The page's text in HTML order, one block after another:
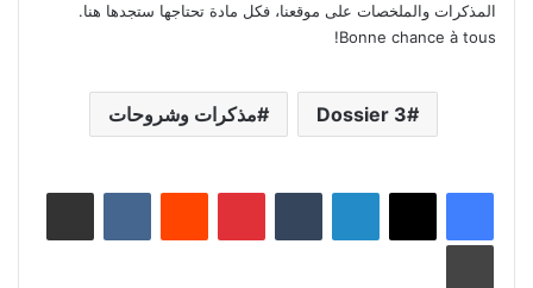
المذكرات والملخصات على موقعنا، فكل مادة تحتاجها ستجدها هنا.
Bonne chance à tous!
Dossier 3 مذكرات وشروحات
لينكدإن بينتيريست مشاركة عبر البريد
طباعة